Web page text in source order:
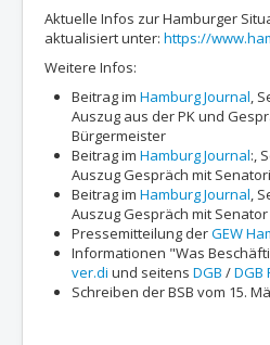
Aktuelle Infos zur Hamburger
aktualisiert unter: https://
Weitere Infos:
Beitrag im Hamburg Journal,
Auszug aus der PK und
Bürgermeister
Beitrag im Hamburg Journal:,
Auszug Gespräch mit
Beitrag im Hamburg Journal,
Auszug Gespräch mit Senator
Pressemitteilung derGEW
Informationen "Was
ver.di und seitens DGB /DGB
Schreiben der BSB vom 15.